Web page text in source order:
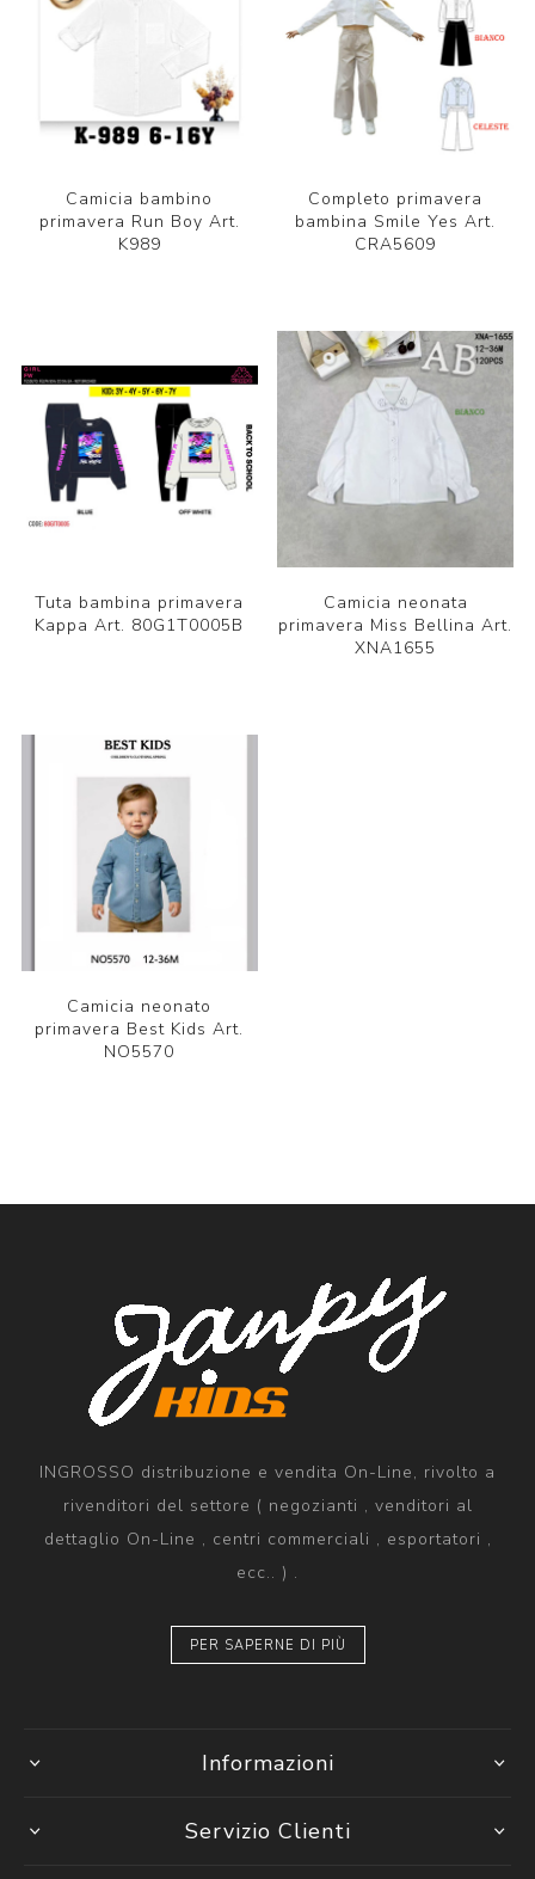
Camicia bambino
primavera Run Boy Art.
K989
Completo primavera
bambina Smile Yes Art.
CRA5609
Tuta bambina primavera
Kappa Art. 80G1T0005B
Camicia neonata
primavera Miss Bellina Art.
XNA1655
Camicia neonato
primavera Best Kids Art.
NO5570
INGROSSO distribuzione e vendita On-Line, rivolto a
rivenditori del settore ( negozianti , venditori al
dettaglio On-Line , centri commerciali , esportatori ,
ecc.. ) .
PER SAPERNE DI PIÙ
Informazioni
Servizio Clienti